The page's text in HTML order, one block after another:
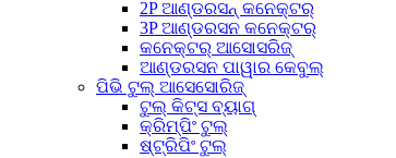
2P ଆଣ୍ଡରସନ୍ କନେକ୍ଟର୍
3P ଆଣ୍ଡରସନ କନେକ୍ଟର୍
କନେକ୍ଟର୍ ଆସୋସରିଜ୍
ଆଣ୍ଡରସନ ପାୱାର କେବୁଲ୍
ପିଭି ଟୁଲ୍ ଆସେସୋରିଜ୍
ଟୁଲ୍ କିଟ୍ସ ବ୍ୟାଗ୍
କ୍ରିମ୍ପିଂ ଟୁଲ୍
ଷ୍ଟ୍ରିପିଂ ଟୁଲ୍